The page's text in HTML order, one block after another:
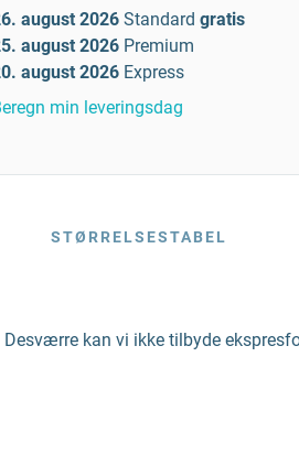
august 2026 Standard gratis
august 2026 Premium
august 2026 Express
min leveringsdag
STØRRELSESTABEL
kan vi ikke tilbyde